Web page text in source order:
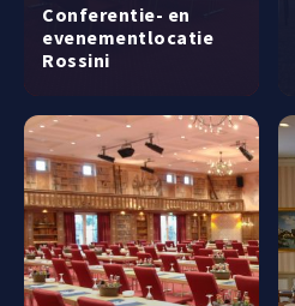
Conferentie- en
evenementlocatie
Rossini